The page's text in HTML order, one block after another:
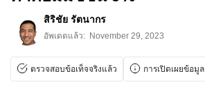
สิริชัย รัตนากร
อัพเดตแล้ว: November 29, 2023
ตรวจสอบข้อเท็จจริงแล้ว การเปิดเผยข้อมูล